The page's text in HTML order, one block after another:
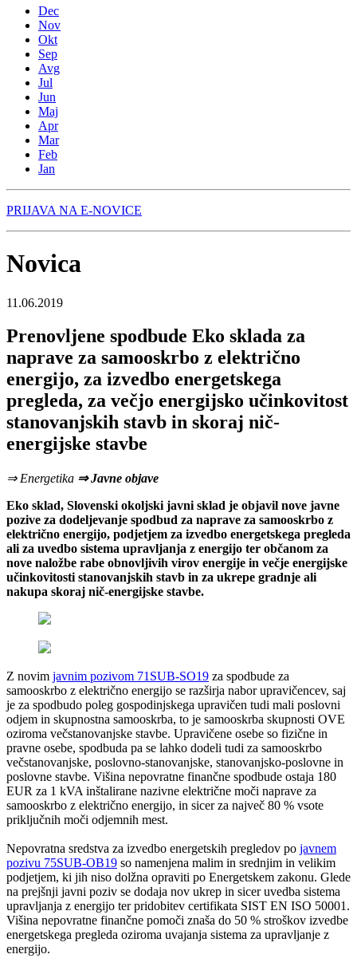
Dec
Nov
Okt
Sep
Avg
Jul
Jun
Maj
Apr
Mar
Feb
Jan
PRIJAVA NA E-NOVICE
Novica
11.06.2019
Prenovljene spodbude Eko sklada za
naprave za samooskrbo z električno
energijo, za izvedbo energetskega
pregleda, za večjo energijsko učinkovitost
stanovanjskih stavb in skoraj nič-
energijske stavbe
⇒ Energetika ⇒ Javne objave
Eko sklad, Slovenski okoljski javni sklad je objavil nove javne
pozive za dodeljevanje spodbud za naprave za samooskrbo z
električno energijo, podjetjem za izvedbo energetskega pregleda
ali za uvedbo sistema upravljanja z energijo ter občanom za
nove naložbe rabe obnovljivih virov energije in večje energijske
učinkovitosti stanovanjskih stavb in za ukrepe gradnje ali
nakupa skoraj nič-energijske stavbe.
Z novim javnim pozivom 71SUB-SO19 za spodbude za
samooskrbo z električno energijo se razširja nabor upravičencev, saj
je za spodbudo poleg gospodinjskega upravičen tudi mali poslovni
odjem in skupnostna samooskrba, to je samooskrba skupnosti OVE
oziroma večstanovanjske stavbe. Upravičene osebe so fizične in
pravne osebe, spodbuda pa se lahko dodeli tudi za samooskrbo
večstanovanjske, poslovno-stanovanjske, stanovanjsko-poslovne in
poslovne stavbe. Višina nepovratne finančne spodbude ostaja 180
EUR za 1 kVA inštalirane nazivne električne moči naprave za
samooskrbo z električno energijo, in sicer za največ 80 % vsote
priključnih moči odjemnih mest.
Nepovratna sredstva za izvedbo energetskih pregledov po javnem
pozivu 75SUB-OB19 so namenjena malim in srednjim in velikim
podjetjem, ki jih niso dolžna opraviti po Energetskem zakonu. Glede
na prejšnji javni poziv se dodaja nov ukrep in sicer uvedba sistema
upravljanja z energijo ter pridobitev certifikata SIST EN ISO 50001.
Višina nepovratne finančne pomoči znaša do 50 % stroškov izvedbe
energetskega pregleda oziroma uvajanja sistema za upravljanje z
energijo.